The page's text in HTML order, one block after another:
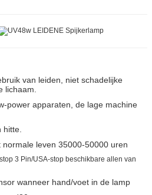
van leiden, niet schadelijke
lichaam.
power apparaten, de lage machine
leven 35000-50000 uren
3 Pin/USA-stop beschikbare allen van
wanneer hand/voet in de lamp